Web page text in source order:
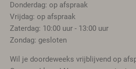
Donderdag: op afspraak
Vrijdag: op afspraak
Zaterdag: 10:00 uur - 13:00 uur
Zondag: gesloten
Wil je doordeweeks vrijblijvend op